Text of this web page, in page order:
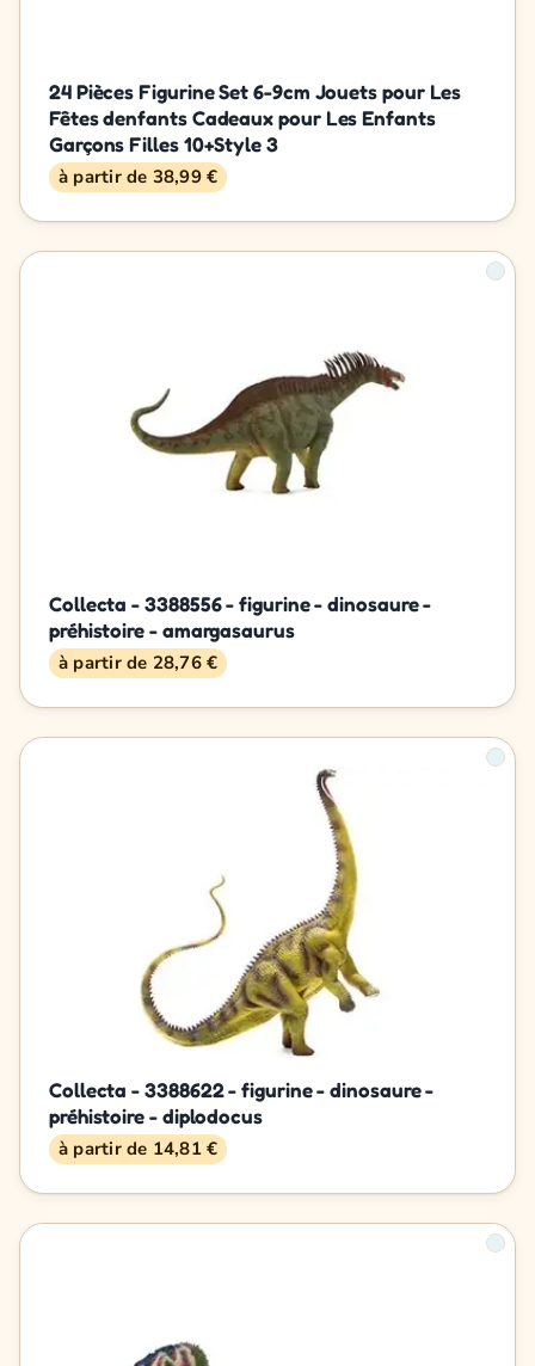
24 Pièces Figurine Set 6-9cm Jouets pour Les
Fêtes denfants Cadeaux pour Les Enfants
Garçons Filles 10+Style 3
à partir de 38,99 €
Collecta - 3388556 - figurine - dinosaure -
préhistoire - amargasaurus
à partir de 28,76 €
Collecta - 3388622 - figurine - dinosaure -
préhistoire - diplodocus
à partir de 14,81 €